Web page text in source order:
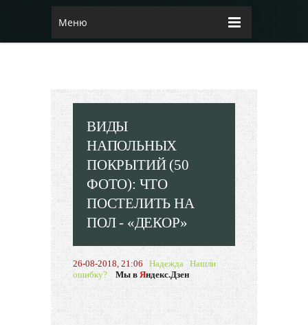
Меню
ВИДЫ
НАПОЛЬНЫХ
ПОКРЫТИЙ (50
ФОТО): ЧТО
ПОСТЕЛИТЬ НА
ПОЛ - «ДЕКОР»
26-08-2018, 21:06 Надежда Нашли
ошибку?
Мы в Яндекс.Дзен